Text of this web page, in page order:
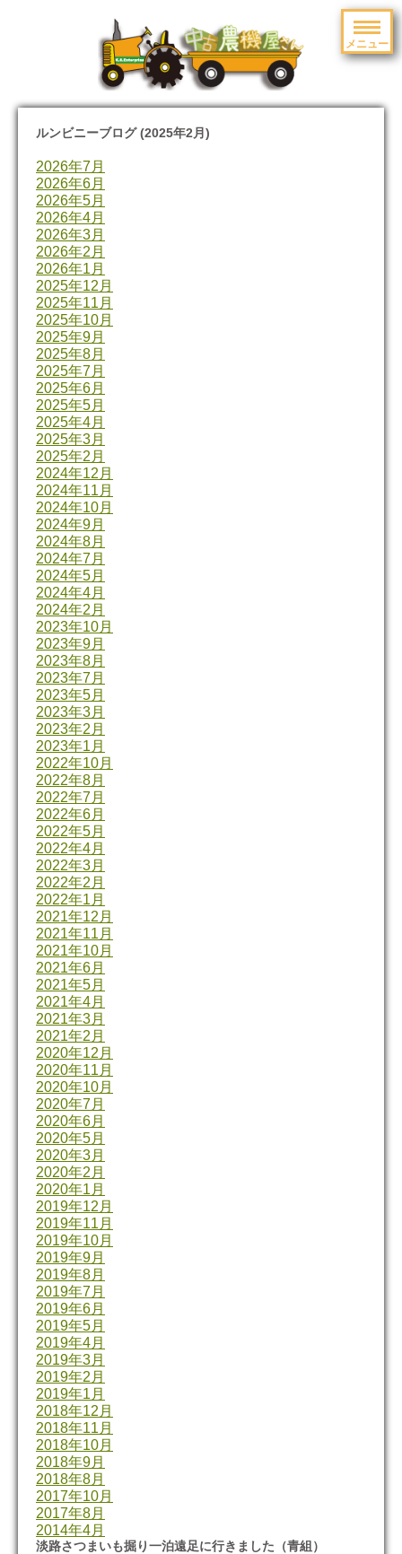
メニュー
navigation
ルンビニーブログ (2025年2月)
2026年7月
2026年6月
2026年5月
2026年4月
2026年3月
2026年2月
2026年1月
2025年12月
2025年11月
2025年10月
2025年9月
2025年8月
2025年7月
2025年6月
2025年5月
2025年4月
2025年3月
2025年2月
2024年12月
2024年11月
2024年10月
2024年9月
2024年8月
2024年7月
2024年5月
2024年4月
2024年2月
2023年10月
2023年9月
2023年8月
2023年7月
2023年5月
2023年3月
2023年2月
2023年1月
2022年10月
2022年8月
2022年7月
2022年6月
2022年5月
2022年4月
2022年3月
2022年2月
2022年1月
2021年12月
2021年11月
2021年10月
2021年6月
2021年5月
2021年4月
2021年3月
2021年2月
2020年12月
2020年11月
2020年10月
2020年7月
2020年6月
2020年5月
2020年3月
2020年2月
2020年1月
2019年12月
2019年11月
2019年10月
2019年9月
2019年8月
2019年7月
2019年6月
2019年5月
2019年4月
2019年3月
2019年2月
2019年1月
2018年12月
2018年11月
2018年10月
2018年9月
2018年8月
2017年10月
2017年8月
2014年4月
淡路さつまいも掘り一泊遠足に行きました（青組）